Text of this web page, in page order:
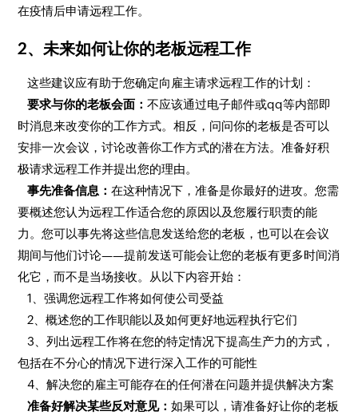
在疫情后申请远程工作。
2、未来如何让你的老板远程工作
这些建议应有助于您确定向雇主请求远程工作的计划：
要求与你的老板会面：不应该通过电子邮件或qq等内部即
时消息来改变你的工作方式。相反，问问你的老板是否可以
安排一次会议，讨论改善你工作方式的潜在方法。准备好积
极请求远程工作并提出您的理由。
事先准备信息：在这种情况下，准备是你最好的进攻。您需
要概述您认为远程工作适合您的原因以及您履行职责的能
力。您可以事先将这些信息发送给您的老板，也可以在会议
期间与他们讨论——提前发送可能会让您的老板有更多时间消
化它，而不是当场接收。从以下内容开始：
1、强调您远程工作将如何使公司受益
2、概述您的工作职能以及如何更好地远程执行它们
3、列出远程工作将在您的特定情况下提高生产力的方式，
包括在不分心的情况下进行深入工作的可能性
4、解决您的雇主可能存在的任何潜在问题并提供解决方案
准备好解决某些反对意见：如果可以，请准备好让你的老板